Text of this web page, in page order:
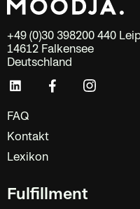
+49 (0)30 398200 440
14612 Falkensee
Deutschland
FAQ
Kontakt
Lexikon
Fulfillment